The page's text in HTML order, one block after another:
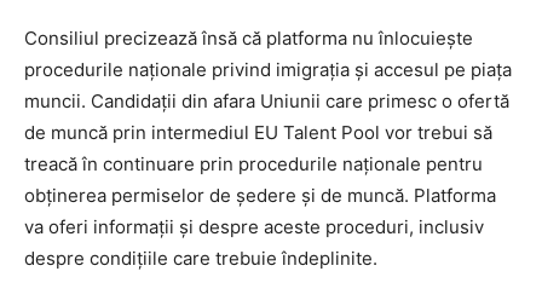
Consiliul precizează însă că platforma nu înlocuiește
procedurile naționale privind imigrația și accesul pe piața
muncii. Candidații din afara Uniunii care primesc o ofertă
de muncă prin intermediul EU Talent Pool vor trebui să
treacă în continuare prin procedurile naționale pentru
obținerea permiselor de ședere și de muncă. Platforma
va oferi informații și despre aceste proceduri, inclusiv
despre condițiile care trebuie îndeplinite.